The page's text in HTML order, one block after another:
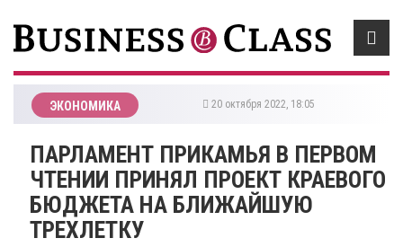
ЭКОНОМИКА 20 октября 2022, 18:05
​ПАРЛАМЕНТ ПРИКАМЬЯ В ПЕРВОМ
ЧТЕНИИ ПРИНЯЛ ПРОЕКТ КРАЕВОГО
БЮДЖЕТА НА БЛИЖАЙШУЮ
ТРЕХЛЕТКУ